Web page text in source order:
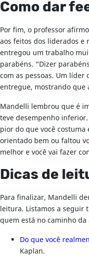
Como dar
Por fim, o professor
aos feitos dos liderados e
entregou um trabalho
parabéns. “Dizer
com as pessoas. Um
entregue, mostrando que
Mandelli lembrou que é
teve desempenho
pior do que você costuma
orientado bem ou faltou
melhor e você vai fazer
Dicas de
Para finalizar, Mandelli
leitura. Listamos a seguir
quem está no caminho
Do que você
Kaplan.